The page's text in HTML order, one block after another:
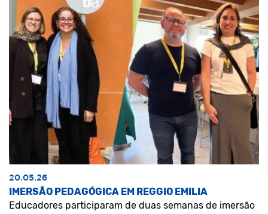
20.05.26
IMERSÃO PEDAGÓGICA EM REGGIO EMILIA
Educadores participaram de duas semanas de imersão